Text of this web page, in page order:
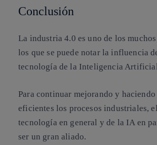
Conclusión
La industria 4.0 es uno de los
los que se puede notar la influencia
tecnología de la Inteligencia
Para continuar mejorando y haciendo
eficientes los procesos industriales,
tecnología en general y de la IA en
ser un gran aliado.